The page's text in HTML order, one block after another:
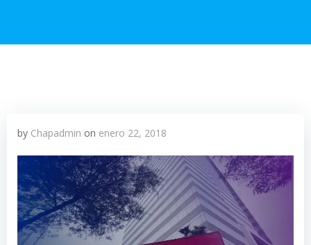
by Chapadmin on enero 22, 2018